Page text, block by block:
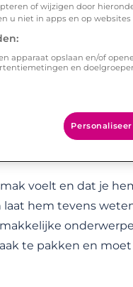
zijn manier blijken,
wat je hem
kraan repareren.
wat geduld nodig
deze single man
voelt en dat je
hem tevens
te pakken en
of wijzigen door
u niet in apps en op
apparaat opslaan en/of
en